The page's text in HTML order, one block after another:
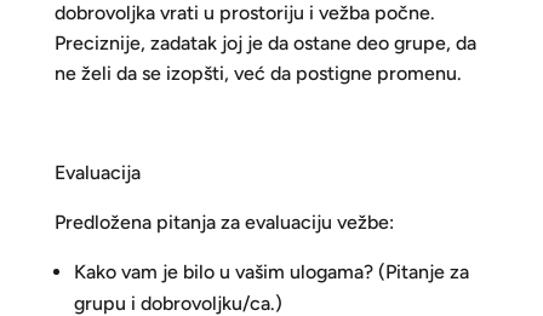
dobrovoljka vrati u prostoriju i vežba počne.
Preciznije, zadatak joj je da ostane deo grupe, da
ne želi da se izopšti, već da postigne promenu.
Evaluacija
Predložena pitanja za evaluaciju vežbe:
Kako vam je bilo u vašim ulogama? (Pitanje za
grupu i dobrovoljku/ca.)